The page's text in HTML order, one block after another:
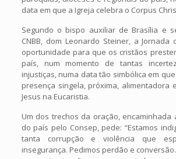
data em que a Igreja celebra o Corpus
Segundo o bispo auxiliar de Brasília e
CNBB, dom Leonardo Steiner, a Jornada
oportunidade para que os cristãos
país, num momento de tantas
injustiças, numa data tão simbólica em
presença singela, próxima, alimentadora
Jesus na Eucaristia.
Um dos trechos da oração, encaminhada
do país pelo Consep, pede: “Estamos
tanta corrupção e violência que
insegurança. Pedimos perdão e